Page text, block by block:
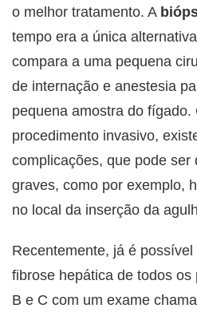
o melhor tratamento. A
tempo era a única
compara a uma pequena
de internação e anestesia
pequena amostra do fígado.
procedimento invasivo,
complicações, que pode ser
graves, como por exemplo,
no local da inserção da
Recentemente, já é
fibrose hepática de todos
B e C com um exame